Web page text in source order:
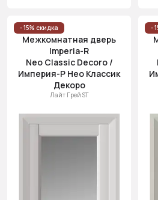
- 15% скидка
Межкомнатная дверь
Imperia-R
Neo Classic Decoro /
Империя-Р Нео Классик
Декоро
Лайт Грей ST
-